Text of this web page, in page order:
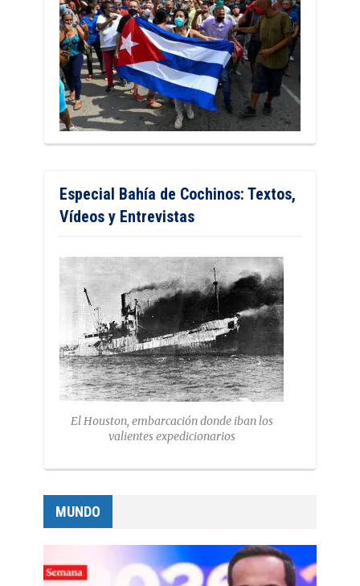
Especial Bahía de Cochinos: Textos,
Vídeos y Entrevistas
El Houston, embarcación donde iban los
valientes expedicionarios
MUNDO